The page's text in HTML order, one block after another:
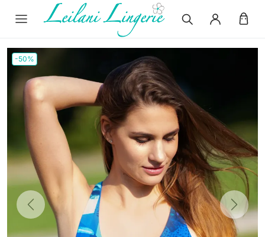
-50%
Previous Next